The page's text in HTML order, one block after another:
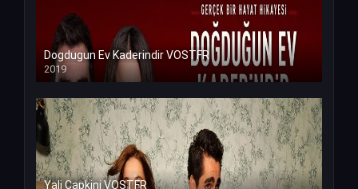
Dogdugun Ev Kaderindir VOSTFR
2019
Yali Capkini VOSTFR